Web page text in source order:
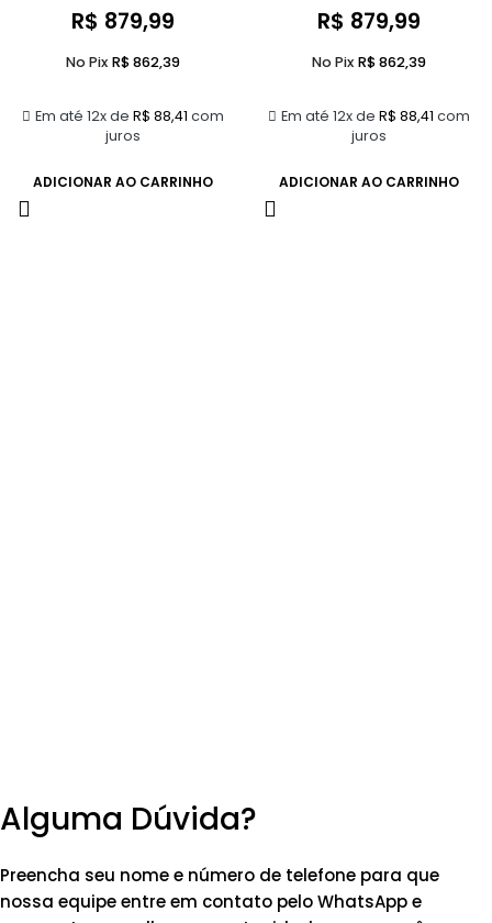
R$ 879,99
Em até 12x de R$ 88,41 com
juros
No Pix R$862,39
ADICIONAR AO CARRINHO
R$ 879,99
Em até 12x de R$ 88,41 com
juros
No Pix R$862,39
ADICIONAR AO CARRINHO
Alguma Dúvida?
Preencha seu nome e número de telefone para que
nossa equipe entre em contato pelo WhatsApp e